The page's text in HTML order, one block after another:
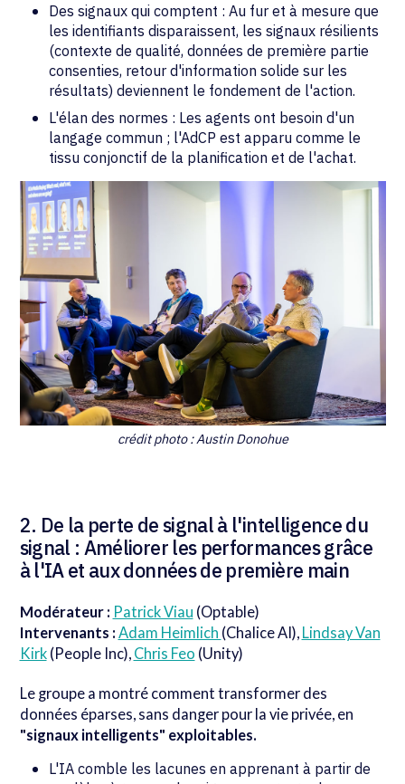
Des signaux qui comptent : Au fur et à mesure que
les identifiants disparaissent, les signaux résilients
(contexte de qualité, données de première partie
consenties, retour d'information solide sur les
résultats) deviennent le fondement de l'action.
L'élan des normes : Les agents ont besoin d'un
langage commun ; l'AdCP est apparu comme le
tissu conjonctif de la planification et de l'achat.
crédit photo : Austin Donohue
2. De la perte de signal à l'intelligence du
signal : Améliorer les performances grâce
à l'IA et aux données de première main
Modérateur : Patrick Viau (Optable)
Intervenants : Adam Heimlich (Chalice AI), Lindsay Van
Kirk(People Inc), Chris Feo (Unity)
Le groupe a montré comment transformer des
données éparses, sans danger pour la vie privée, en
"signaux intelligents" exploitables.
L'IA comble les lacunes en apprenant à partir de